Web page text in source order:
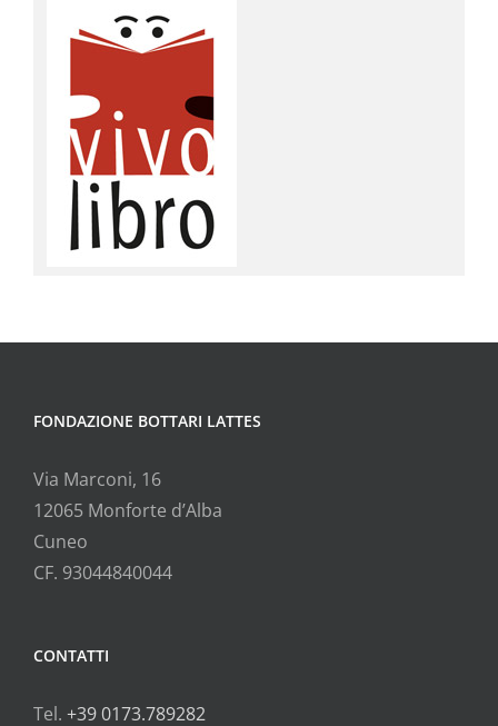
FONDAZIONE BOTTARI LATTES
Via Marconi, 16
12065 Monforte d’Alba
Cuneo
CF. 93044840044
CONTATTI
Tel. +39 0173.789282